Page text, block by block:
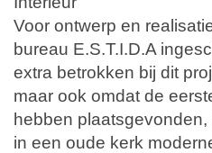
Voor ontwerp en
bureau E.S.T.I.D.A
extra betrokken bij dit
maar ook omdat de
hebben
in een oude kerk